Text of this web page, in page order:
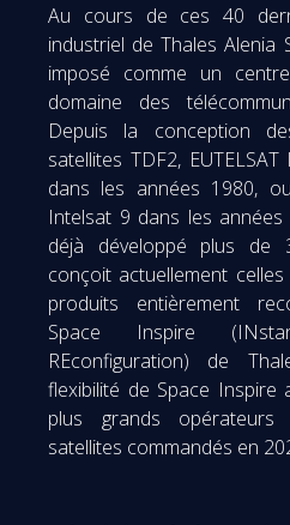
Au cours de ces 40
industriel de Thales Alenia
imposé comme un
domaine des
Depuis la conception
satellites TDF2,
dans les années 1980,
Intelsat 9 dans les années
déjà développé plus de
conçoit actuellement
produits entièrement
Space Inspire
REconfiguration) de
flexibilité de Space
plus grands
satellites commandés en